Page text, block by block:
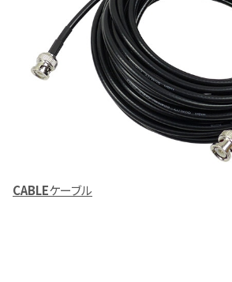
CABLEケーブル